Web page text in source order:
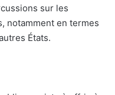
sur les
notamment en termes
États.